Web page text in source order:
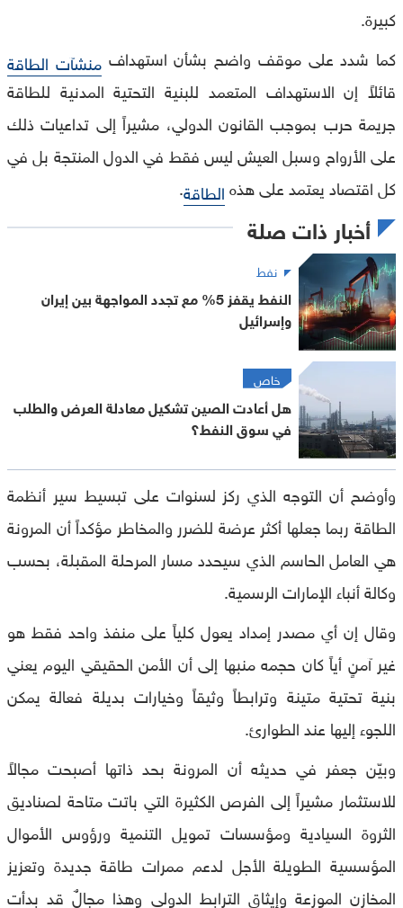
كبيرة.
كما شدد على موقف واضح بشأن استهداف منشآت الطاقة
قائلاً إن الاستهداف المتعمد للبنية التحتية المدنية للطاقة
جريمة حرب بموجب القانون الدولي، مشيراً إلى تداعيات ذلك
على الأرواح وسبل العيش ليس فقط في الدول المنتجة بل في
كل اقتصاد يعتمد على هذهالطاقة.
أخبار ذات صلة
نفط
النفط يقفز 5% مع تجدد المواجهة بين إيران
وإسرائيل
خاص
هل أعادت الصين تشكيل معادلة العرض والطلب
في سوق النفط؟
وأوضح أن التوجه الذي ركز لسنوات على تبسيط سير أنظمة
الطاقة ربما جعلها أكثر عرضة للضرر والمخاطر مؤكداً أن المرونة
هي العامل الحاسم الذي سيحدد مسار المرحلة المقبلة، بحسب
وكالة أنباء الإمارات الرسمية.
وقال إن أي مصدر إمداد يعول كلياً على منفذ واحد فقط هو
غير آمنٍ أياً كان حجمه منبها إلى أن الأمن الحقيقي اليوم يعني
بنية تحتية متينة وترابطاً وثيقاً وخيارات بديلة فعالة يمكن
اللجوء إليها عند الطوارئ.
وبيّن جعفر في حديثه أن المرونة بحد ذاتها أصبحت مجالاً
للاستثمار مشيراً إلى الفرص الكثيرة التي باتت متاحة لصناديق
الثروة السيادية ومؤسسات تمويل التنمية ورؤوس الأموال
المؤسسية الطويلة الأجل لدعم ممرات طاقة جديدة وتعزيز
المخازن الموزعة وإيثاق الترابط الدولي وهذا مجالٌ قد بدأت